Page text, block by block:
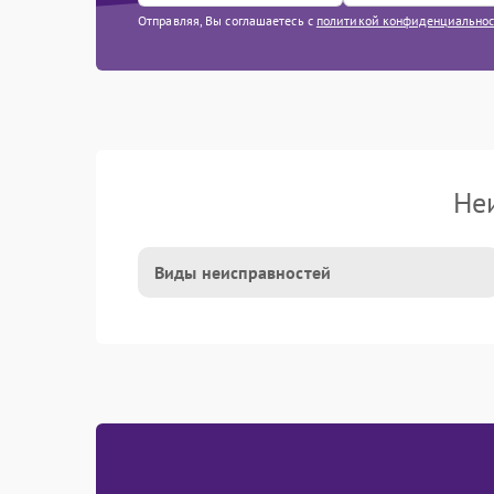
Отправляя, Вы соглашаетесь с политикой
Виды неисправностей